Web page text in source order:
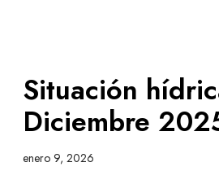
Situación
Diciembre
enero 9, 2026